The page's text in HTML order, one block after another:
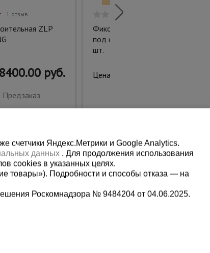
1 отзыв
ZLP
руб.
Предзаказ
Фиксатор арматуры стульчик
под сыпучий грунт ФС 40 250
шт.
Цена:
счетчики Яндекс.Метрики и Google Analytics.
данных . Для продолжения использования
cookies в указанных целях.
товары»). Подробности и способы отказа — на
Роскомнадзора № 9484204 от 04.06.2025.